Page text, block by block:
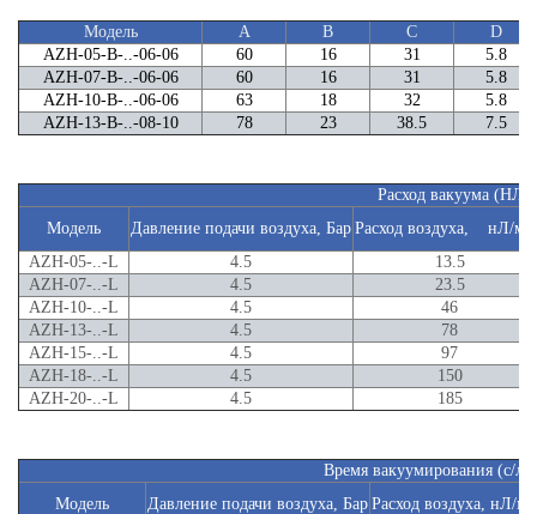
Модель A B C
D
AZH-05-B-..-06-06
60 16 31
5.8
AZH-07-B-..-06-06
60 16 31
5.8
AZH-10-B-..-06-06
63 18 32
5.8
AZH-13-B-..-08-10
78 23 38.5 7.5
Расход вакуума (НЛ/
Модель
Давление подачи воздуха, Бар Расход воздуха, нЛ/
AZH-05-..-L
4.5
13.5
AZH-07-..-L
4.5
23.5
AZH-10-..-L
4.5
46
AZH-13-..-L
4.5
78
AZH-15-..-L
4.5
97
AZH-18-..-L
4.5
150
AZH-20-..-L
4.5 185
Время вакуумирования (с/
Модель
Давление подачи воздуха, Бар Расход воздуха, нЛ/